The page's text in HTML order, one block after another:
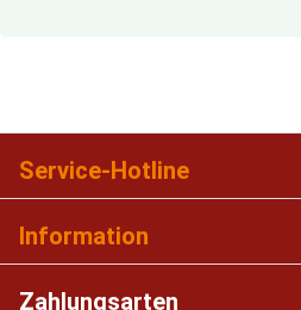
Service-Hotline
Information
Zahlungsarten